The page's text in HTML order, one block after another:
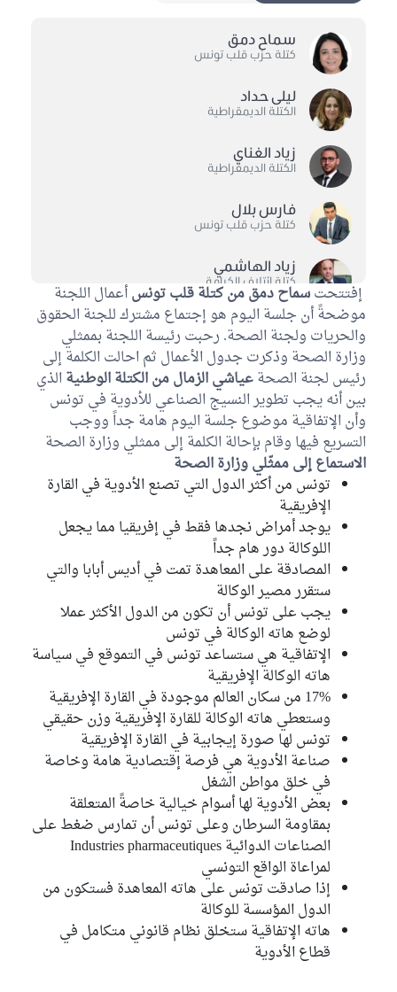
إفتتحتسماح دمق من كتلة قلب تونسأعمال اللجنة
موضحةً أن جلسة اليوم هو إجتماع مشترك للجنة الحقوق
والحريات ولجنة الصحة. رحبت رئيسة اللجنة بممثلي
وزارة الصحة وذكرت جدول الأعمال ثم احالت الكلمة إلى
رئيس لجنة الصحةعياشي الزمال من الكتلة الوطنيةالذي
بين أنه يجب تطوير النسيج الصناعي للأدوية في تونس
وأن الإتفاقية موضوع جلسة اليوم هامة جداً ووجب
التسريع فيها وقام بإحالة الكلمة إلى ممثلي وزارة الصحة
الاستماع إلى ممثّلي وزارة الصحة
تونس من أكثر الدول التي تصنع الأدوية في القارة
الإفريقية
يوجد أمراض نجدها فقط في إفريقيا مما يجعل
اللوكالة دور هام جداً
المصادقة على المعاهدة تمت في أديس أبابا والتي
ستقرر مصير الوكالة
يجب على تونس أن تكون من الدول الأكثر عملا
لوضع هاته الوكالة في تونس
الإتفاقية هي ستساعد تونس في التموقع في سياسة
هاته الوكالة الإفريقية
17% من سكان العالم موجودة في القارة الإفريقية
وستعطي هاته الوكالة للقارة الإفريقية وزن حقيقي
تونس لها صورة إيجابية في القارة الإفريقية
صناعة الأدوية هي فرصة إقتصادية هامة وخاصة
في خلق مواطن الشغل
بعض الأدوية لها أسوام خيالية خاصةً المتعلقة
بمقاومة السرطان وعلى تونس أن تمارس ضغط على
الصناعات الدوائية Industries pharmaceutiques
لمراعاة الواقع التونسي
إذا صادقت تونس على هاته المعاهدة فستكون من
الدول المؤسسة للوكالة
هاته الإتفاقية ستخلق نظام قانوني متكامل في
قطاع الأدوية
سماح دمق
كتلة حزب قلب تونس
ليلى حداد
الكتلة الديمقراطية
زياد الغناي
الكتلة الديمقراطية
فارس بلال
كتلة حزب قلب تونس
زياد الهاشمي
كتلة ائتلاف الكرامة
ليليا بالليل
كتلة الاصلاح
نسرين العماري
كتلة الاصلاح
أميرة شرف الدين
الكتلة الوطنية
فريدة عبيدي
كتلة حركة النهضة
فائزة بوهلال
كتلة حركة النهضة
بلقاسم حسن
كتلة حركة النهضة
نبيل حجي
الكتلة الديمقراطية
منيرة العياري
الكتلة الديمقراطية
محمد السخيري
كتلة حزب قلب تونس
عواطف قريش عبيد
كتلة الحزب الدستوري الحر
زينب السفاري
كتلة الحزب الدستوري الحر
محمد العفاس
كتلة ائتلاف الكرامة